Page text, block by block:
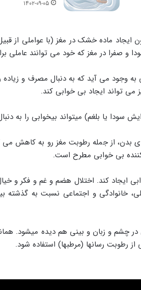
۱۴۰۲-۰۹-۰۵
ماده خشک در مغز (با عواملی از قبیل
و صفرا در مغز که خود می ­توانند عاملی
وجود می­ آید که به دنبال مصرف و زیاده­
­تواند ایجاد بی خوابی کند.
سودا یا بلغم) می­تواند بی­خوابی را به
کننده بی خوابی مطرح است.
خانوادگی و اجتماعی نسبت به گذشته
‌چشم و زبان و بینی هم دیده می­شود.
رطوبت ­رسان­ها (مرطب­ها) استفاده شود.